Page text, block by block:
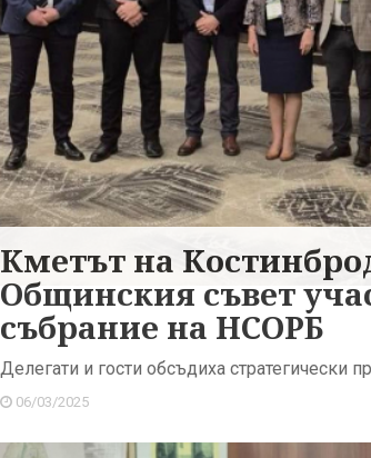
Кметът на
Общинския съвет
събрание на НСОРБ
Делегати и гости обсъдиха стратегически
06/03/2025